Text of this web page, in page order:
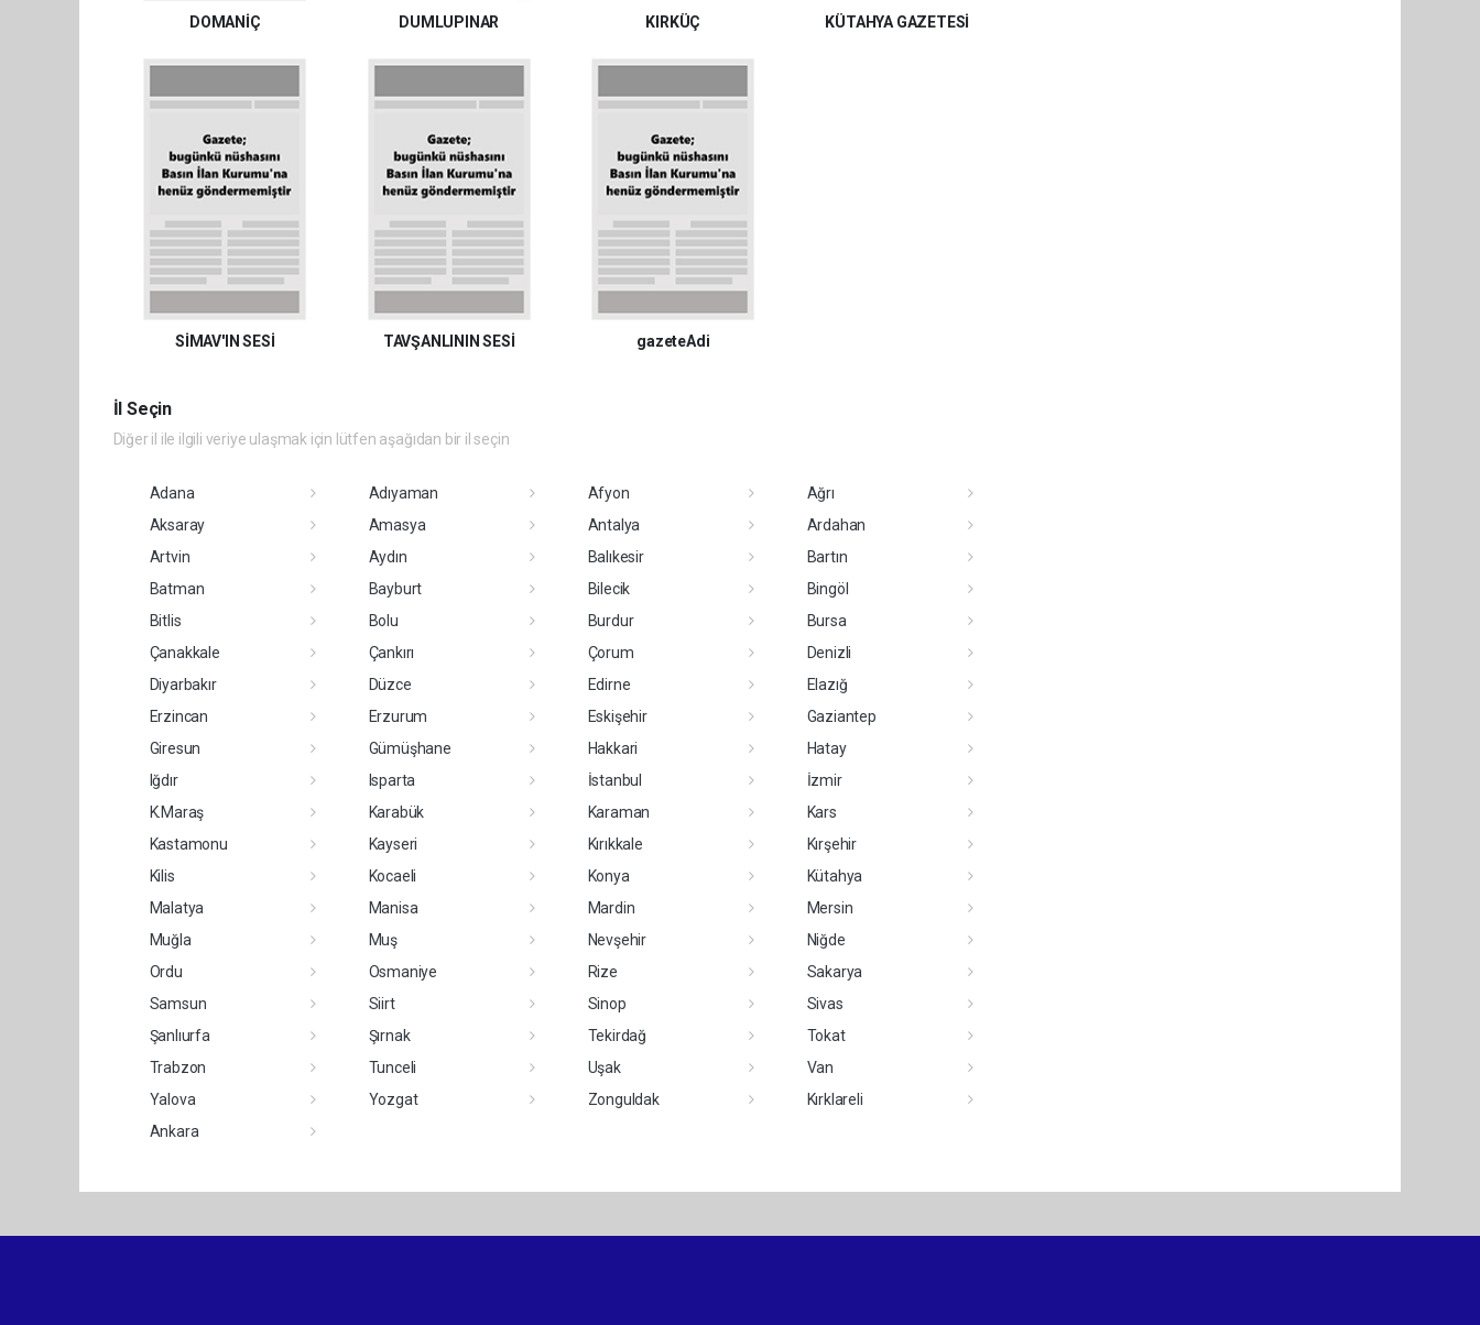
DOMANİÇ DUMLUPINAR KIRKÜÇ KÜTAHYA GAZETESİ
SİMAV'IN SESİ TAVŞANLININ SESİ gazeteAdi
İl Seçin
Diğer il ile ilgili veriye ulaşmak için lütfen aşağıdan bir il seçin
Adana Adıyaman Afyon
Ağrı
Aksaray
Amasya Antalya
Ardahan
Artvin
Aydın Balıkesir
Bartın
Batman
Bayburt Bilecik
Bingöl
Bitlis
Bolu Burdur
Bursa
Çanakkale
Çankırı Çorum
Denizli
Diyarbakır
Düzce Edirne
Elazığ
Erzincan
Erzurum Eskişehir
Gaziantep
Giresun
Gümüşhane Hakkari
Hatay
Iğdır
Isparta İstanbul
İzmir
K.Maraş
Karabük Karaman
Kars
Kastamonu
Kayseri Kırıkkale
Kırşehir
Kilis
Kocaeli Konya
Kütahya
Malatya
Manisa Mardin
Mersin
Muğla
Muş Nevşehir
Niğde
Ordu
Osmaniye Rize
Sakarya
Samsun
Siirt Sinop
Sivas
Şanlıurfa
Şırnak Tekirdağ
Tokat
Trabzon
Tunceli Uşak
Van
Yalova
Yozgat Zonguldak
Kırklareli
Ankara